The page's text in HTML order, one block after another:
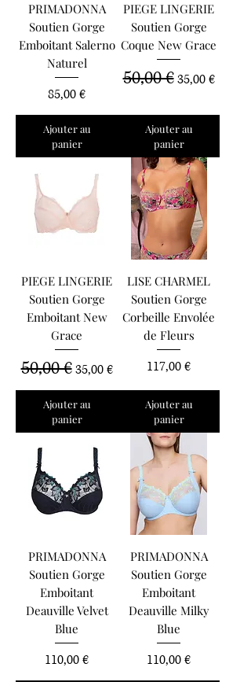
PRIMADONNA
Soutien Gorge
Emboitant Salerno
Naturel
Prix
85,00 €
Ajouter au
panier
PIEGE LINGERIE
Soutien Gorge
Coque New Grace
Prix original
50,00 € Prix
35,00 €
Ajouter au
panier
PIEGE LINGERIE
Soutien Gorge
Emboitant New
Grace
Prix original
50,00 € Prix promotionnel
35,00 €
Ajouter au
panier
LISE CHARMEL
Soutien Gorge
Corbeille Envolée
de Fleurs
Prix
117,00 €
Ajouter au
panier
PRIMADONNA
Soutien Gorge
Emboitant
Deauville Velvet
Blue
Prix
110,00 €
PRIMADONNA
Soutien Gorge
Emboitant
Deauville Milky
Blue
Prix
110,00 €